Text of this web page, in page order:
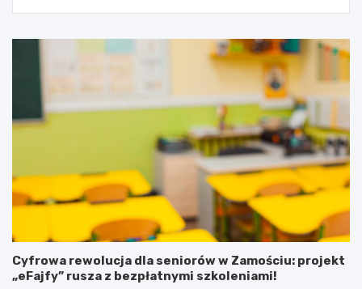
Cyfrowa rewolucja dla seniorów w Zamościu: projekt
„eFajfy” rusza z bezpłatnymi szkoleniami!